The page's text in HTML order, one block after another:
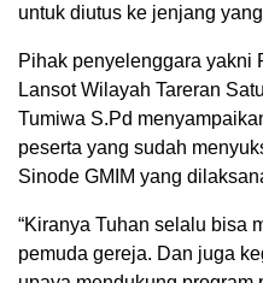
untuk diutus ke jenjang
Pihak penyelenggara yakni
Lansot Wilayah Tareran
Tumiwa S.Pd
peserta yang sudah
Sinode GMIM yang
“Kiranya Tuhan selalu bisa
pemuda gereja. Dan juga